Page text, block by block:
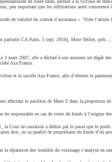
de toute faute, permet à la victime de
peu important que les infiltrations aient commencé
de validité du contrat d’assurance ». Viole
CA Paris, 5 sept. 2018), Mme Teiller, prés.
2007, elle a déclaré à son assureur un
Axa France.
et la société Axa France, afin d’obtenir le
affectant le pavillon de Mme Z dans la proportion
en cas de vente du fonds à l’origine
1 , la Cour de cassation a déduit par le passé que le
doit, en sa qualité de propriétaire du fonds
la réparation des troubles du voisinage s’analyse